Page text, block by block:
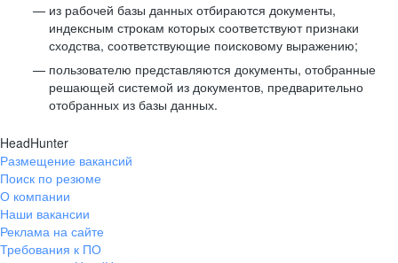
из рабочей базы данных отбираются документы,
индексным строкам которых соответствуют признаки
сходства, соответствующие поисковому выражению;
пользователю представляются документы, отобранные
решающей системой из документов, предварительно
отобранных из базы данных.
HeadHunter
Размещение вакансий
Поиск по резюме
О компании
Наши вакансии
Реклама на сайте
Требования к ПО